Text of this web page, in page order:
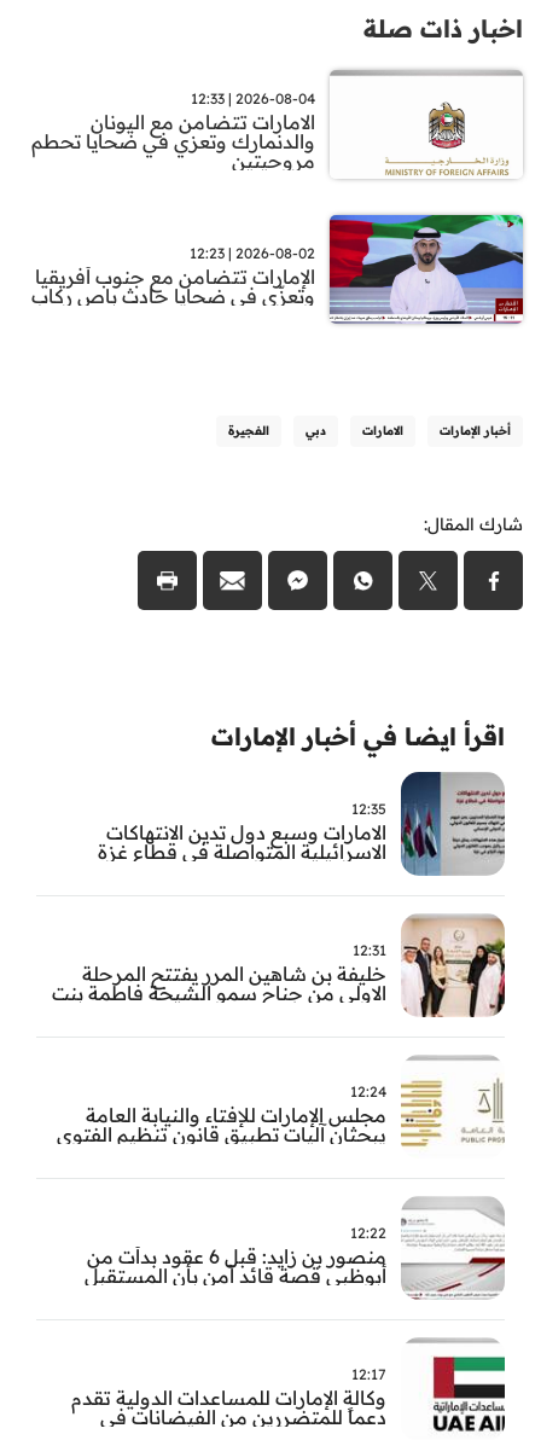
اخبار ذات صلة
2026-08-04 | 12:33
الامارات تتضامن مع اليونان
والدنمارك وتعزي في ضحايا تحطم
مروحيتين
2026-08-02 | 12:23
الإمارات تتضامن مع جنوب أفريقيا
وتعزّي في ضحايا حادث باص ركاب
أخبار الإمارات الامارات دبي الفجيرة
شارك المقال:
اقرأ ايضا في أخبار الإمارات
12:35
الامارات وسبع دول تدين الانتهاكات
الاسرائيلية المتواصلة في قطاع غزة
12:31
خليفة بن شاهين المرر يفتتح المرحلة
الاولى من جناح سمو الشيخة فاطمة بنت
مستشفى المقاصد
12:24
مجلس الإمارات للإفتاء والنيابة العامة
يبحثان آليات تطبيق قانون تنظيم الفتوى
12:22
منصور بن زايد: قبل 6 عقود بدأت من
أبوظبي قصة قائد آمن بأن المستقبل
12:17
وكالة الإمارات للمساعدات الدولية تقدم
دعماً للمتضررين من الفيضانات في